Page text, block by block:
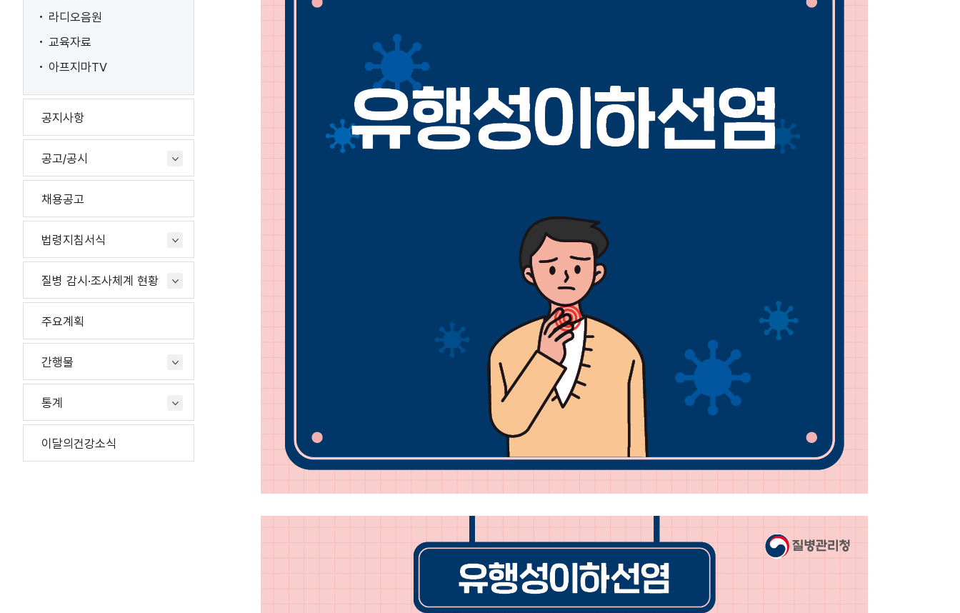
라디오음원
교육자료
아프지마TV
공지사항
공고/공시
채용공고
법령지침서식
질병 감시·조사체계 현황
주요계획
간행물
통계
이달의건강소식